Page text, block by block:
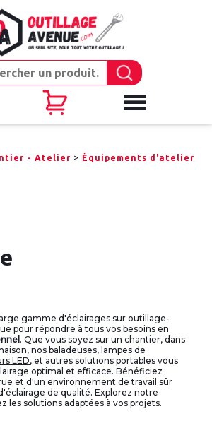
- Atelier > Équipements d'atelier
gamme d'éclairages sur outillage-
pour répondre à tous vos besoins en
. Que vous soyez sur un chantier, dans
nos baladeuses, lampes de
LED, et autres solutions portables vous
optimal et efficace. Bénéficiez
et d'un environnement de travail sûr
de qualité. Explorez notre
les solutions adaptées à vos projets.